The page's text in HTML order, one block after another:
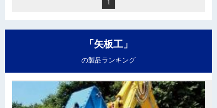
1
「矢板工」
の製品ランキング